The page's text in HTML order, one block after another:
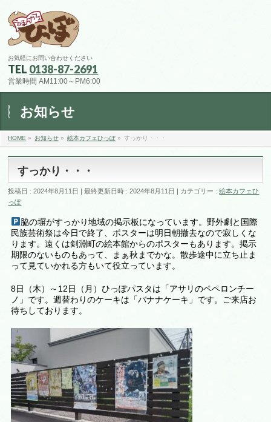
お気軽にお問い合わせください
TEL 0138-87-2691
営業時間 AM11:00～PM6:00
お知らせ
HOME » お知らせ » 絵本カフェひっぽ» すっかり・・・
すっかり・・・
投稿日 : 2024年8月11日 最終更新日時 : 2024年8月11日 カテゴリー :絵本カフェひ
っぽ
脇の塀がすっかり地域の掲示板になっています。野外劇と国際
民族芸術祭は今日で終了、ポスターは明日朝撤去なので寂しくな
ります。遠くは剣淵町の絵本館からのポスターもあります。掲示
期限のないものもあって、まぁ秋までかな。散歩途中に立ち止ま
って見ていかれる方もいて役立っています。
8日（木）～12日（月）ひっぽパスタは「アサリのペペロンチー
ノ」です。週替わりのケーキは 「バナナケーキ 」です。ご来店お
待ちしております。